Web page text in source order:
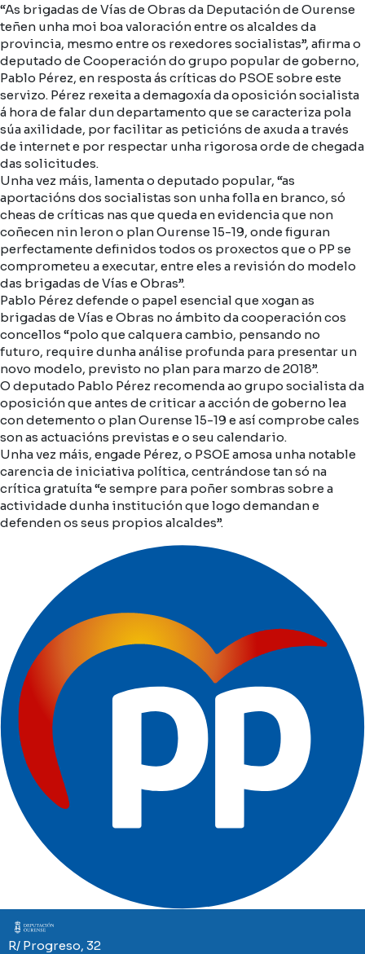
“As brigadas de Vías de Obras da Deputación de Ourense
teñen unha moi boa valoración entre os alcaldes da
provincia, mesmo entre os rexedores socialistas”, afirma o
deputado de Cooperación do grupo popular de goberno,
Pablo Pérez, en resposta ás críticas do PSOE sobre este
servizo. Pérez rexeita a demagoxía da oposición socialista
á hora de falar dun departamento que se caracteriza pola
súa axilidade, por facilitar as peticións de axuda a través
de internet e por respectar unha rigorosa orde de chegada
das solicitudes.
Unha vez máis, lamenta o deputado popular, “as
aportacións dos socialistas son unha folla en branco, só
cheas de críticas nas que queda en evidencia que non
coñecen nin leron o plan Ourense 15-19, onde figuran
perfectamente definidos todos os proxectos que o PP se
comprometeu a executar, entre eles a revisión do modelo
das brigadas de Vías e Obras”.
Pablo Pérez defende o papel esencial que xogan as
brigadas de Vías e Obras no ámbito da cooperación cos
concellos “polo que calquera cambio, pensando no
futuro, require dunha análise profunda para presentar un
novo modelo, previsto no plan para marzo de 2018”.
O deputado Pablo Pérez recomenda ao grupo socialista da
oposición que antes de criticar a acción de goberno lea
con detemento o plan Ourense 15-19 e así comprobe cales
son as actuacións previstas e o seu calendario.
Unha vez máis, engade Pérez, o PSOE amosa unha notable
carencia de iniciativa política, centrándose tan só na
crítica gratuíta “e sempre para poñer sombras sobre a
actividade dunha institución que logo demandan e
defenden os seus propios alcaldes”.
Imaxe
R/ Progreso, 32